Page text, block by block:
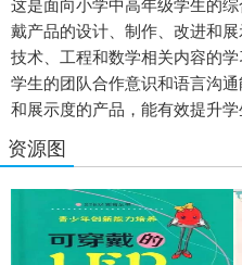
这是面向小学中高年级学生的
戴产品的设计、制作、改进和
技术、工程和数学相关内容的
学生的团队合作意识和语言沟
和展示度的产品，能有效提升学
资源图